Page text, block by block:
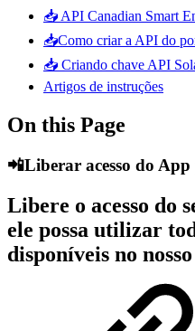
📥 API Canadian Smart
📥Como criar a API do
📥 Criando chave API
Artigos de instruções
On this Page
📲Liberar acesso do App
Libere o acesso do
ele possa utilizar
disponíveis no